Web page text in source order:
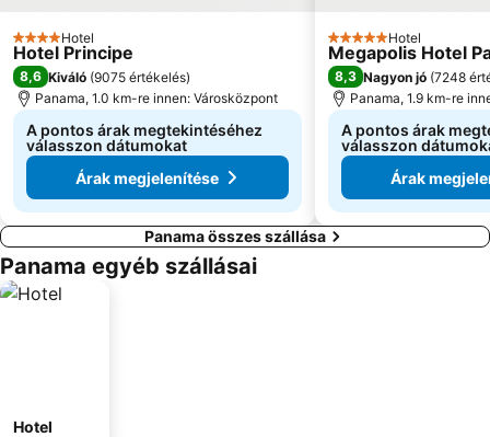
4 Kategória
Hotel
Hotel Principe
8,6 Kiváló (9075 értékelés)
Panama, 1.0 km-re innen: Városközpont
A pontos árak megtekintéséhez
válasszon dátumokat
Árak megjelenítése
5 Kategória
Hotel
Megapolis Hotel
8,3 Nagyon jó (7248
Panama, 1.9 km-re
A pontos árak
válasszon
Árak
Panama összes szállása
Panama egyéb szállásai
Hotel